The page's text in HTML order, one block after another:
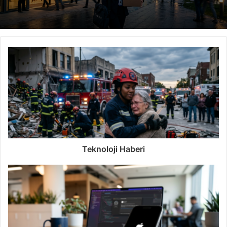
Teknoloji Haberi